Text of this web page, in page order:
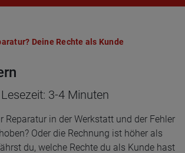
Deine Rech­te als Kunde
Lesezeit: 3-4 Minuten
Reparatur in der Werkstatt und der Fehler
Oder die Rechnung ist höher als
du, welche Rechte du als Kunde hast